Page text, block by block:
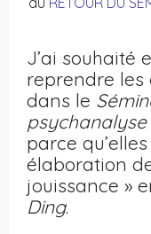
J’ai souhaité
reprendre les
dans le
psychanalyse
parce
élaboration
jouissance »
Ding.